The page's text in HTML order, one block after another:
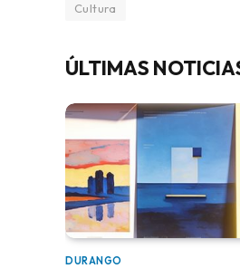
Cultura
ÚLTIMAS
DURANGO